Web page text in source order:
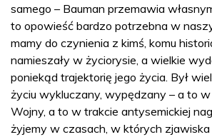
samego – Bauman przemawia
to opowieść bardzo potrzebna w
mamy do czynienia z kimś, komu
namieszały w życiorysie, a wielkie
poniekąd trajektorię jego życia. Był
życiu wykluczany, wypędzany – a to
Wojny, a to w trakcie antysemickiej
żyjemy w czasach, w których zjawiska